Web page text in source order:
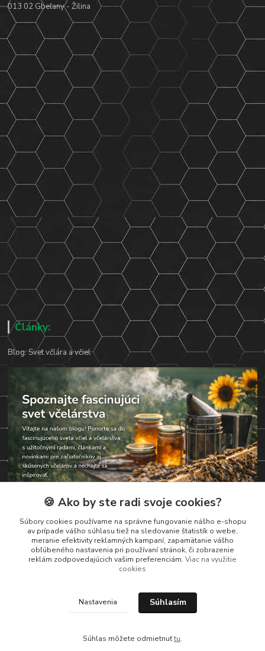
013 02 Gbeľany - Žilina
Články:
Blog: Svet včlára a včiel
+421 919 037 687
vcelarstvotrizuliak@centrum.sk
🍪 Ako by ste radi svoje cookies?
Súbory cookies používame na správne fungovanie nášho e-shopu
av prípade vášho súhlasu tiež na sledovanie štatistík o webe,
meranie efektivity reklamných kampaní, zapamätanie vášho
obľúbeného nastavenia pri používaní stránok, či zobrazenie
reklám zodpovedajúcich vašim preferenciám. Viac na využitie
cookies
Nastavenia Súhlasím
Súhlas môžete odmietnuťtu.